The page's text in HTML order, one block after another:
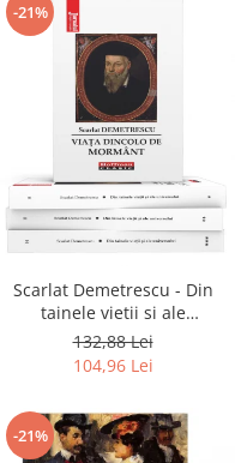
-21%
Scarlat Demetrescu - Din
tainele vietii si ale
universului, Volumele I-III +
Viata dincolo de mormant
132,88 Lei
104,96 Lei
-21%